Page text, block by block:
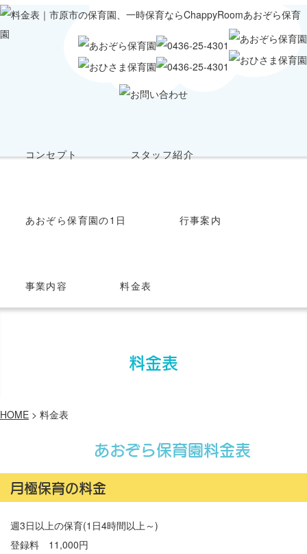
コンセプト スタッフ紹介
あおぞら保育園の1日 行事案内
事業内容 料金表
料金表
HOME > 料金表
あおぞら保育園料金表
月極保育の料金
週3日以上の保育(1日4時間以上～)
登録料 11,000円